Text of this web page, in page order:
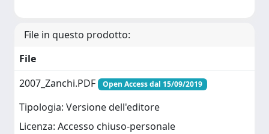
File in questo prodotto:
File
2007_Zanchi.PDF
Open Access dal 15/09/2019
Tipologia: Versione dell'editore
Licenza: Accesso chiuso-personale